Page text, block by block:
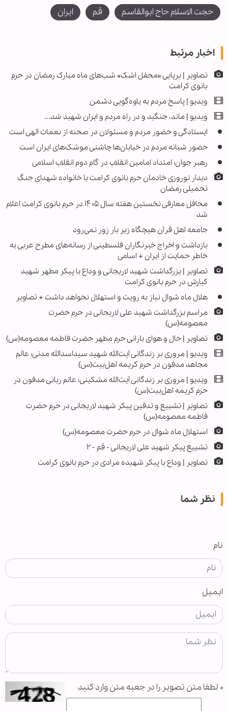
حجت الاسلام حاج ابوالقاسم قم ایران
اخبار مرتبط
تصاویر | برپایی «محفل اشک» شب‌های ماه مبارک رمضان در حرم
بانوی کرامت
ویدیو | پاسخ مردم به یاوه‌گویی دشمن
ویدیو | ماند، جنگید و در راه مردم و ایران شهید شد...
ایستادگی و حضور مردم و مسئولان در صحنه از نعمات الهی است
حضور شبانه مردم در خیابان‌ها چاشنی موشک‌های ایران است
رهبر جوان؛ امتداد امامین انقلاب در گام دوم انقلاب اسلامی
دیدار نوروزی خادمان حرم بانوی کرامت با خانواده شهدای جنگ
تحمیلی رمضان
محافل معارفی نخستین هفته سال ۱۴۰۵ در حرم بانوی کرامت اعلام
شد
جامعه اهل قرآن هیچگاه زیر بار زور نمی‌رود
بازداشت و اخراج خبرنگاران فلسطینی از رسانه‌های مطرح عربی به
خاطر حمایت از ایران + اسامی
تصاویر | بزرگداشت شهید لاریجانی و وداع با پیکر مطهر شهید
کیارش در حرم بانوی کرامت
هلال ماه شوال نیاز به رویت و استهلال نخواهد داشت + تصاویر
مراسم بزرگداشت شهید علی لاریجانی در حرم حضرت
معصومه(س)
تصاویر | حال و هوای بارانی حرم مطهر حضرت فاطمه معصومه(س)
ویدیو | مروری بر زندگانی آیت‌الله شهید سیداسدالله مدنی؛ عالم
مجاهد مدفون در حرم کریمه اهل‌بیت(س)
ویدیو | مروری بر زندگانی آیت‌الله مشکینی؛ عالم ربانی مدفون در
حرم کریمه اهل‌بیت(س)
تصاویر | تشییع و تدفین پیکر شهید لاریجانی در حرم حضرت
فاطمه معصومه(س)
استهلال ماه شوال در حرم حضرت معصومه(س)
تشییع پیکر شهید علی لاریجانی - قم - ۲
تصاویر | وداع با پیکر شهیده مرادی در حرم بانوی کرامت
نظر شما
نام
ایمیل
* لطفا متن تصویر را در جعبه متن وارد کنید